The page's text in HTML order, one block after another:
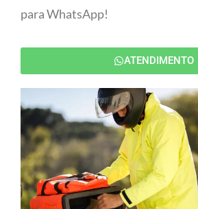
para WhatsApp!
ATENDIMENTO